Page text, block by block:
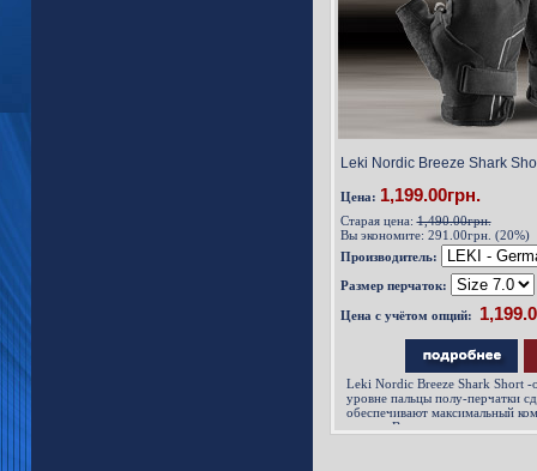
Leki Nordic Breeze Shark
Цена: 1,199.00грн.
Старая цена:1,490.00грн.
Вы экономите: 291.00грн. (20%)
Производитель:
Размер перчаток:
Цена с учётом опций:
Leki Nordic Breeze Shark Short -
уровне пальцы полу-перчатки
обеспечивают максимальный
пальца. Внешняя поверхность